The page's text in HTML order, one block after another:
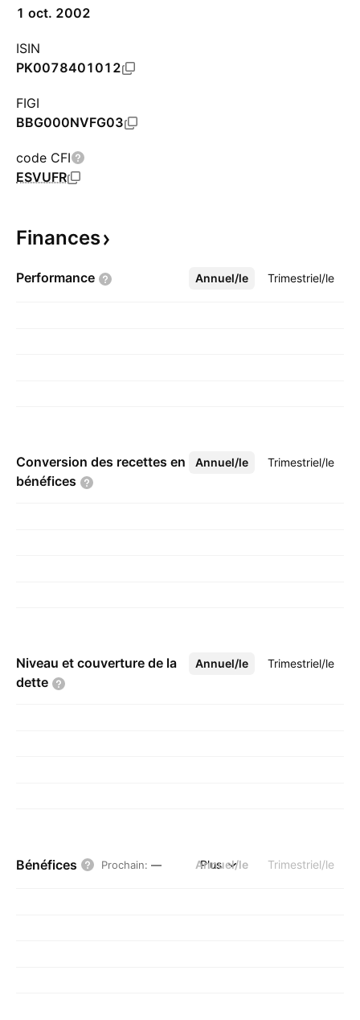
1 oct. 2002
ISIN
PK0078401012
FIGI
BBG000NVFG03
code CFI
ESVUFR
Finances
Performance Annuel/le Trimestriel/le
Plus
Conversion des recettes en
bénéfices
Annuel/le Trimestriel/le
Plus
Niveau et couverture de la
dette
Annuel/le Trimestriel/le
Plus
Bénéfices Prochain: — Annuel/le Trimestriel/le
Plus